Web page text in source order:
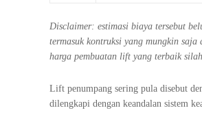
Disclaimer: estimasi biaya tersebut
termasuk kontruksi yang mungkin
harga pembuatan lift yang terbaik
Lift penumpang sering pula disebut
dilengkapi dengan keandalan sistem